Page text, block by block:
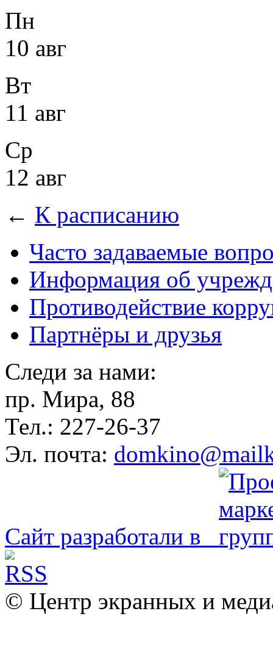
Пн
10 авг
Вт
11 авг
Ср
12 авг
← К расписанию
Часто задаваемые
Информация об
Противодействие
Партнёры и друзья
Следи за нами:
пр. Мира, 88
Тел.: 227-26-37
Эл. почта:
Сайт разработали в
© Центр экранных и